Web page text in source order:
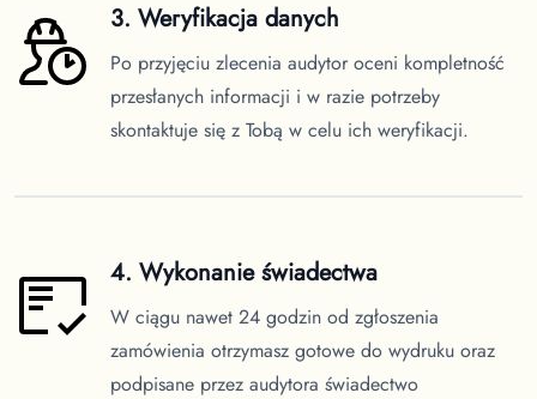
3. Weryfikacja danych
Po przyjęciu zlecenia audytor oceni kompletność
przesłanych informacji i w razie potrzeby
skontaktuje się z Tobą w celu ich weryfikacji.
4. Wykonanie świadectwa
W ciągu nawet 24 godzin od zgłoszenia
zamówienia otrzymasz gotowe do wydruku oraz
podpisane przez audytora świadectwo